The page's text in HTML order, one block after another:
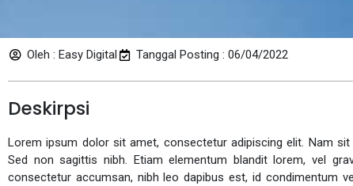
Oleh : Easy Digital Tanggal Posting : 06/04/2022
Deskirpsi
Lorem ipsum dolor sit amet, consectetur adipiscing elit. Nam
Sed non sagittis nibh. Etiam elementum blandit lorem, vel
consectetur accumsan, nibh leo dapibus est, id condimentum